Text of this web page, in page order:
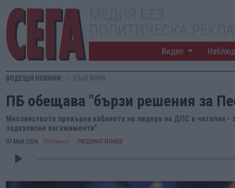
Видео
ВОДЕЩИ НОВИНИ БЪЛГАРИЯ
ПБ обещава "бързи решения за
Мнозинството превърна кабинета на лидера на ДПС в читалня -
задкулисни ангажименти"
07 Май 2026 Обновена ЛЮДМИЛ ИЛИЕВ